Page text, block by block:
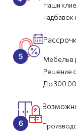
Наши
надбавок
Мебель в
Решение
До 300